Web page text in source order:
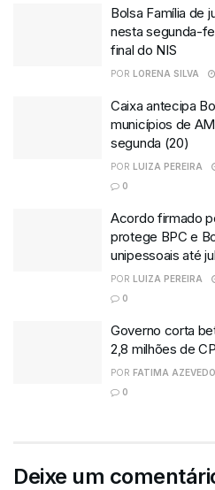
Bolsa Família de
nesta segunda-
final do NIS
POR LORENA SILVA
Caixa antecipa
municípios de
segunda (20)
POR LUIZA PEREIRA
0
Acordo firmado
protege BPC e
unipessoais até
POR LUIZA PEREIRA
0
Governo corta
2,8 milhões de
POR FATIMA AZEVEDO
0
Deixe um